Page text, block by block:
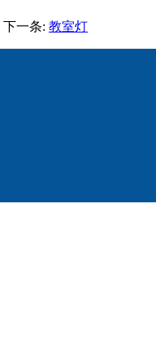
下一条: 教室灯